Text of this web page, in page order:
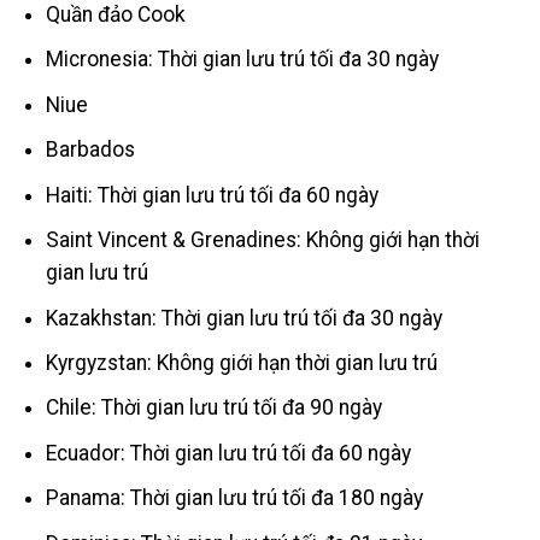
Quần đảo Cook
Micronesia: Thời gian lưu trú tối đa 30 ngày
Niue
Barbados
Haiti: Thời gian lưu trú tối đa 60 ngày
Saint Vincent & Grenadines: Không giới hạn thời
gian lưu trú
Kazakhstan: Thời gian lưu trú tối đa 30 ngày
Kyrgyzstan: Không giới hạn thời gian lưu trú
Chile: Thời gian lưu trú tối đa 90 ngày
Ecuador: Thời gian lưu trú tối đa 60 ngày
Panama: Thời gian lưu trú tối đa 180 ngày